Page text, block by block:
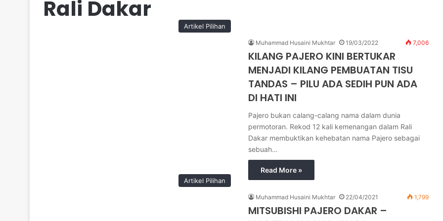
Rali Dakar
Artikel Pilihan
Muhammad Husaini Mukhtar 19/03/2022 7,006
KILANG PAJERO KINI BERTUKAR
MENJADI KILANG PEMBUATAN TISU
TANDAS – PILU ADA SEDIH PUN ADA
DI HATI INI
Pajero bukan calang-calang nama dalam dunia
permotoran. Rekod 12 kali kemenangan dalam Rali
Dakar membuktikan kehebatan nama Pajero sebagai
sebuah…
Read More »
Artikel Pilihan
Muhammad Husaini Mukhtar 22/04/2021 1,799
MITSUBISHI PAJERO DAKAR –